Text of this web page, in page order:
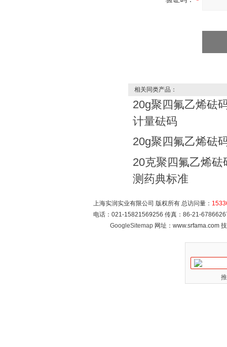
相关同类产品：
20g聚四氟乙烯砝
计量砝码
20g聚四氟乙烯砝
20克聚四氟乙烯
测药典标准
上海实润实业有限公司 版权所有 总访问量：
电话：021-15821569256 传真：86-21-
GoogleSitemap网址：www.srfama.com